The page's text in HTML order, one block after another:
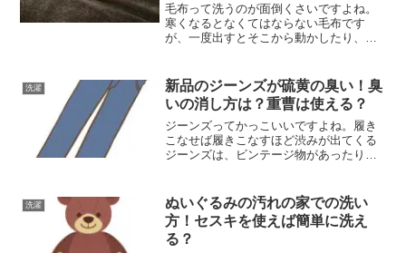
毛布って洗うのが面倒くさいですよね。
寒くなるとなくてはならない毛布です
が、一度出すとそこから動かしたり、洗
のならなおさら、洗濯をしないと衛生的
にもよくはなさそうですよね...
洗濯
新品のジーンズが硫黄の臭い！臭
いの消し方は？重曹は使える？
ジーンズってかっこいいですよね。履き
こなせば履きこなすほど渋みが出てくる
ジーンズは、ビンテージ物があったりと
しょうか？しかし、そんなかっこいいジ
ーンズですが、新品のもの...
洗濯
ぬいぐるみの汚れの家での洗い
方！セスキを使えば簡単に洗え
る？